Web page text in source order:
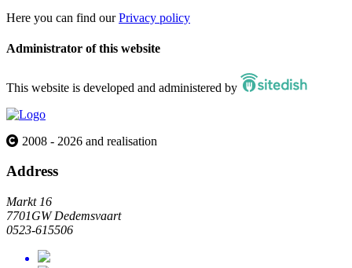
Here you can find ourPrivacy policy
Administrator of this website
This website is developed and administered by
2008 - 2026 and realisation
Address
Markt 16
7701GW Dedemsvaart
0523-615506